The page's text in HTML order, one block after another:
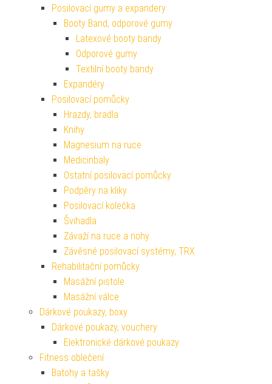
Posilovací gumy a expandery
Booty Band, odporové gumy
Latexové booty bandy
Odporové gumy
Textilní booty bandy
Expandéry
Posilovací pomůcky
Hrazdy, bradla
Knihy
Magnesium na ruce
Medicinbaly
Ostatní posilovací pomůcky
Podpěry na kliky
Posilovací kolečka
Švihadla
Závaží na ruce a nohy
Závěsné posilovací systémy, TRX
Rehabilitační pomůcky
Masážní pistole
Masážní válce
Dárkové poukazy, boxy
Dárkové poukazy, vouchery
Elektronické dárkové poukazy
Fitness oblečení
Batohy a tašky